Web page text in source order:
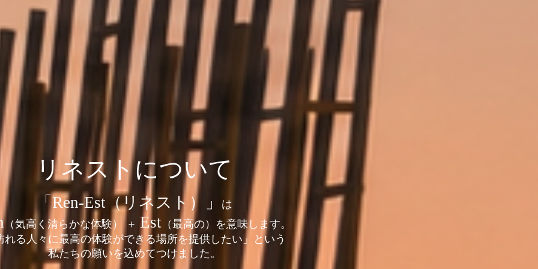
リネストについて
「Ren-Est（リネスト）」 は
（気高く清らかな体験） ＋ Est（最高の）を意味します。
れる人々に最高の体験ができる場所を提供したい」という
私たちの願いを込めてつけました。